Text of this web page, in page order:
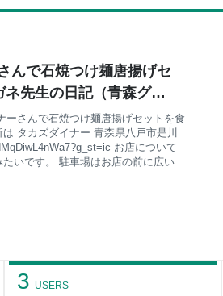
んで石焼つけ麺唐揚げセ
先生の日記（青森グル
ーさんで石焼つけ麺唐揚げセットを食
タカズダイナー 青森県八戸市是川
お店について
いです。 駐車場はお店の前に広い砂
なります。 メニューは タカズダイ
のお店ですが、ランチ限定のネギみ
今回はセットのごはんを雑穀米で注
した状態でスープが登場すると迫力
負傷しました。（笑） スープは濃
3 USERS